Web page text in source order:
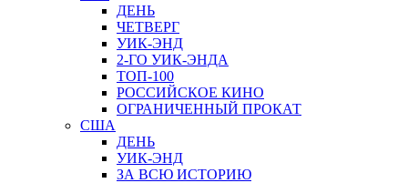
ДЕНЬ
ЧЕТВЕРГ
УИК-ЭНД
2-ГО УИК-ЭНДА
ТОП-100
РОССИЙСКОЕ КИНО
ОГРАНИЧЕННЫЙ ПРОКАТ
США
ДЕНЬ
УИК-ЭНД
ЗА ВСЮ ИСТОРИЮ